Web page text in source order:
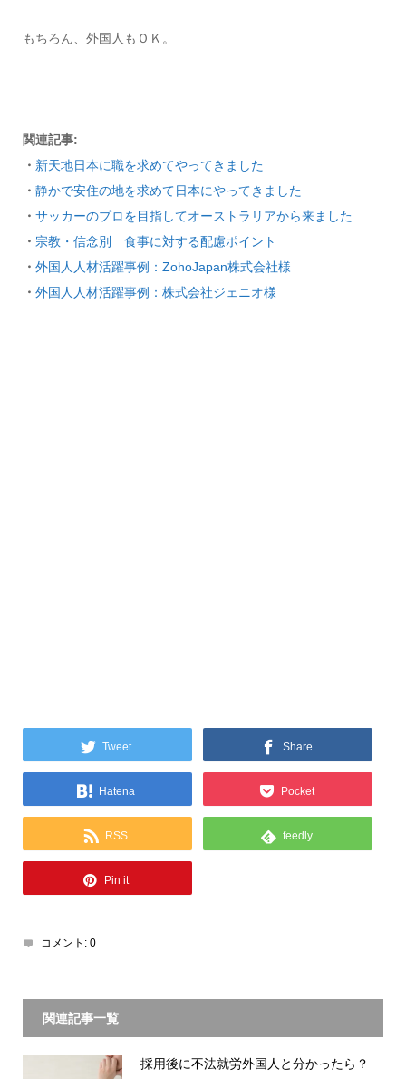
もちろん、外国人もＯＫ。
関連記事:
・ 新天地日本に職を求めてやってきました
・ 静かで安住の地を求めて日本にやってきました
・ サッカーのプロを目指してオーストラリアから来ました
・ 宗教・信念別 食事に対する配慮ポイント
・ 外国人人材活躍事例：ZohoJapan株式会社様
・ 外国人人材活躍事例：株式会社ジェニオ様
Tweet Share
Hatena Pocket
RSS feedly
Pin it
コメント: 0
関連記事一覧
採用後に不法就労外国人と分かったら？